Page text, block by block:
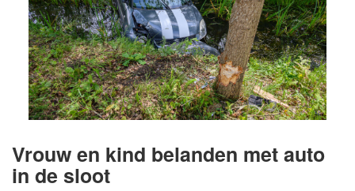
Vrouw en kind belanden met auto
in de sloot